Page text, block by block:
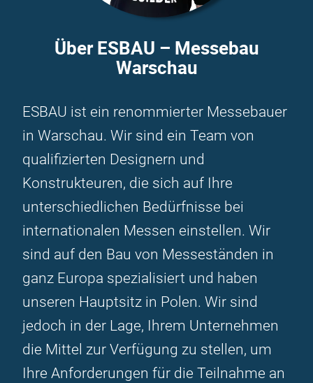
Über ESBAU – Messebau
Warschau
ESBAU ist ein renommierter Messebauer
in Warschau. Wir sind ein Team von
qualifizierten Designern und
Konstrukteuren, die sich auf Ihre
unterschiedlichen Bedürfnisse bei
internationalen Messen einstellen. Wir
sind auf den Bau von Messeständen in
ganz Europa spezialisiert und haben
unseren Hauptsitz in Polen. Wir sind
jedoch in der Lage, Ihrem Unternehmen
die Mittel zur Verfügung zu stellen, um
Ihre Anforderungen für die Teilnahme an